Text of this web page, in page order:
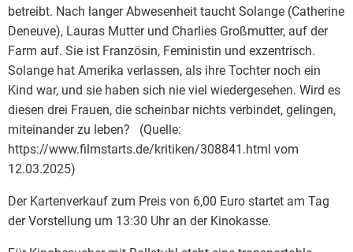
betreibt. Nach langer Abwesenheit taucht Solange (Catherine
Deneuve), Lauras Mutter und Charlies Großmutter, auf der
Farm auf. Sie ist Französin, Feministin und exzentrisch.
Solange hat Amerika verlassen, als ihre Tochter noch ein
Kind war, und sie haben sich nie viel wiedergesehen. Wird es
diesen drei Frauen, die scheinbar nichts verbindet, gelingen,
miteinander zu leben? (Quelle:
https://www.filmstarts.de/kritiken/308841.html vom
12.03.2025)
Der Kartenverkauf zum Preis von 6,00 Euro startet am Tag
der Vorstellung um 13:30 Uhr an der Kinokasse.